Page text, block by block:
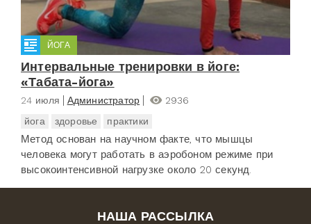
ЙОГА
Интервальные тренировки в йоге:
«Табата-йога»
24 июля Администратор
2936
йога
здоровье практики
Метод основан на научном факте, что мышцы
человека могут работать в аэробоном режиме при
высокоинтенсивной нагрузке около 20 секунд.
НАША РАССЫЛКА